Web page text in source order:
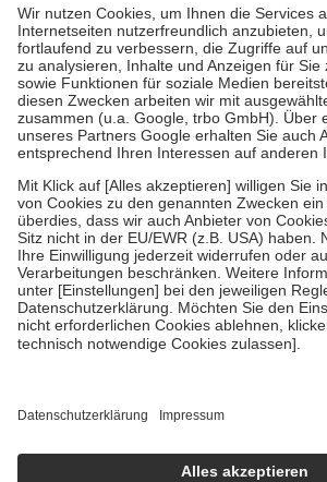
Grundsätzlich leisten Mitglieder
Prozent des Abgabepreises,mindestens
höchstens zehn Euro.Es sind jedoch nie mehr
Kosten der Leistung zu entrichten.
Diese Regeln gelten grundsätzlich auch für
Bei Heilmitteln und häuslicher Krankenpflege
Zuzahlung zehn Prozent der Kosten sowie
Verordnung.
Um das Engagement der Versicherten für ihre
stärken und die besondere Stellung der
fallenkeine Zuzahlungenan bei:
• Kindern und Jugendlichen bis zum
mit Ausnahme der Fahrkosten
• Untersuchungen zur Vorsorge und
GKV getragen werden
Einholung von Bewertungen. Trusted Shops
getroffen, um sicherzustellen, dass es sich um